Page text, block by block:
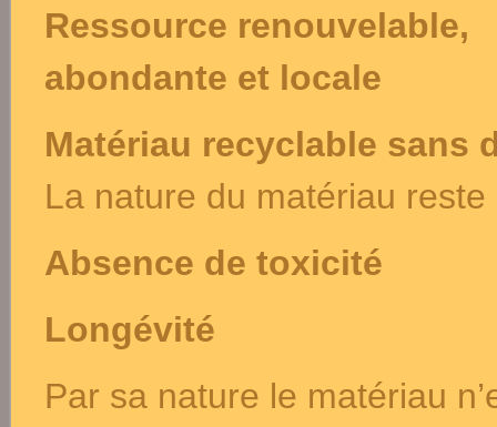
Ressource renouvelable,
abondante et locale
Matériau recyclable sans
La nature du matériau
Absence de toxicité
Longévité
Par sa nature le matériau